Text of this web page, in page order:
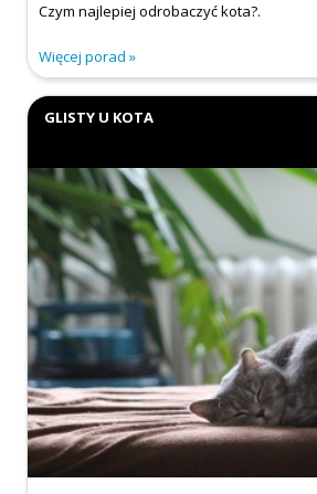
Czym najlepiej odrobaczyć kota?.
Więcej porad
GLISTY U KOTA